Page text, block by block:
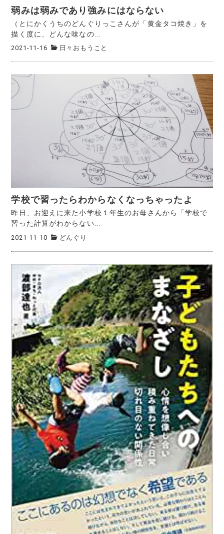
弱みは弱みであり強みにはならない
（とにかくうちのどんぐりっこさんが「黄金タコ焼き」を
描く度に、どんな味なの...
2021-11-16 日々おもうこと
学校で習ったらわからなくなっちゃったよ
昨日、お迎えに来た小学校１年生のお母さんから「学校で
習った計算がわからない...
2021-11-10 どんぐり